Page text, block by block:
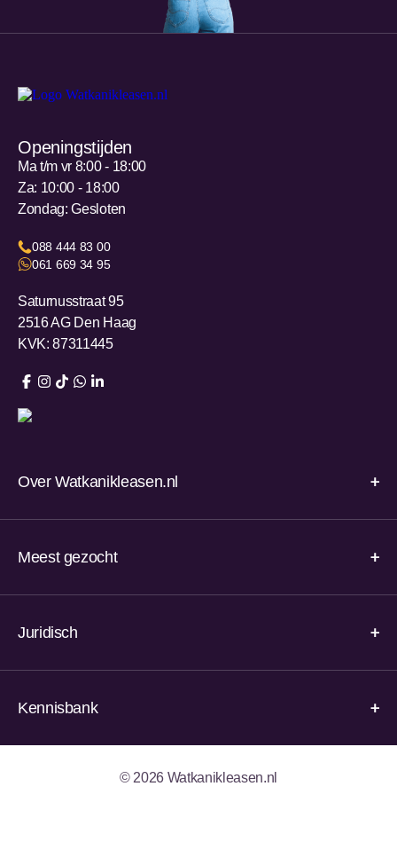
Openingstijden
Ma t/m vr 8:00 - 18:00
Za: 10:00 - 18:00
Zondag: Gesloten
088 444 83 00
061 669 34 95
Saturnusstraat 95
2516 AG Den Haag
KVK: 87311445
Over Watkanikleasen.nl
Meest gezocht
Juridisch
Kennisbank
© 2026 Watkanikleasen.nl